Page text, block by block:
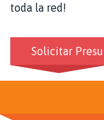
toda la red!
Solicitar